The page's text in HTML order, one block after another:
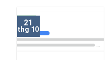
21
thg 10